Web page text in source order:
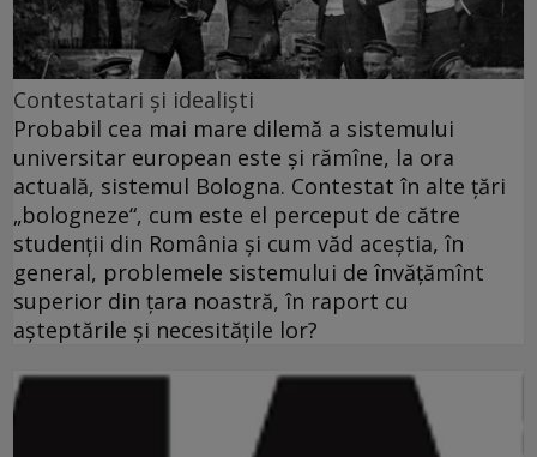
Contestatari şi idealişti
Probabil cea mai mare dilemă a sistemului
universitar european este şi rămîne, la ora
actuală, sistemul Bologna. Contestat în alte ţări
„bologneze“, cum este el perceput de către
studenţii din România şi cum văd aceştia, în
general, problemele sistemului de învăţămînt
superior din ţara noastră, în raport cu
aşteptările şi necesităţile lor?